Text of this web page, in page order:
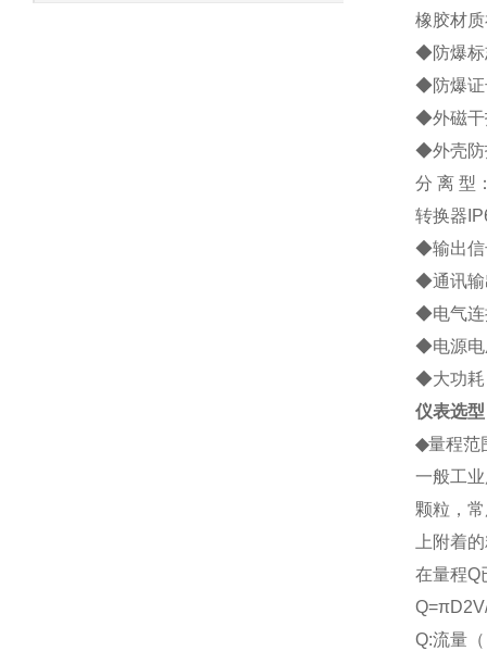
橡胶材
◆防爆标
◆防爆证
◆外磁干
◆外壳防
分 离 型
转换器
◆输出信
◆通讯输
◆电气连
◆电源电
◆大功耗
仪表选型
◆量程范
一般工
颗粒，
上附着
在量程Q
Q=
Q:流量